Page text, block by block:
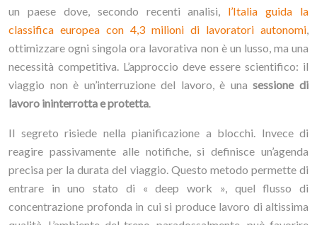
un paese dove, secondo recenti analisi, l’Italia guida la
classifica europea con 4,3 milioni di lavoratori autonomi,
ottimizzare ogni singola ora lavorativa non è un lusso, ma una
necessità competitiva. L’approccio deve essere scientifico: il
viaggio non è un’interruzione del lavoro, è unasessione di
lavoro ininterrotta e protetta.
Il segreto risiede nella pianificazione a blocchi. Invece di
reagire passivamente alle notifiche, si definisce un’agenda
precisa per la durata del viaggio. Questo metodo permette di
entrare in uno stato di « deep work », quel flusso di
concentrazione profonda in cui si produce lavoro di altissima